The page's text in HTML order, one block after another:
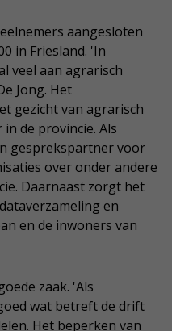
aangesloten
in Friesland. 'In
veel aan agrarisch
Jong. Het
gezicht van agrarisch
de provincie. Als
gesprekspartner voor
over onder andere
Daarnaast zorgt het
en
en de inwoners van
zaak. 'Als
wat betreft de drift
Het beperken van